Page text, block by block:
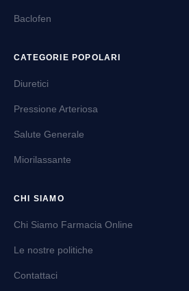
Baclofen
CATEGORIE POPOLARI
Diuretici
Pressione Arteriosa
Salute Generale
Miorilassante
CHI SIAMO
Chi Siamo Farmacia Online
Le nostre politiche
Contattaci